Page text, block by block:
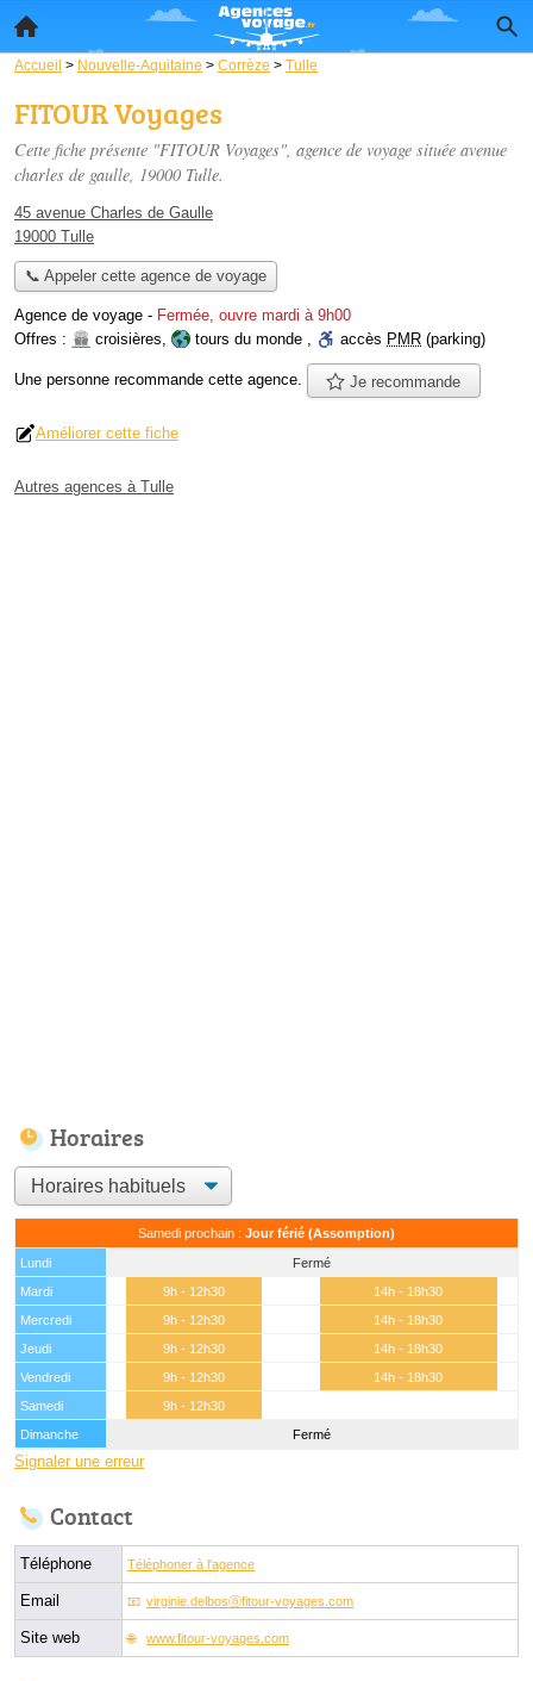
Accueil > Nouvelle-Aquitaine > Corrèze > Tulle
FITOUR Voyages
Cette fiche présente "FITOUR Voyages", agence de voyage située avenue
charles de gaulle, 19000 Tulle.
45 avenue Charles de Gaulle
19000 Tulle
📞 Appeler cette agence de voyage
Agence de voyage - Fermée, ouvre mardi à 9h00
Offres :
croisières, tours du monde , accès PMR (parking)
Une personne recommande cette agence. Je recommande
Améliorer cette fiche
Autres agences à Tulle
Horaires
Samedi prochain : Jour férié (Assomption)
Lundi
Fermé
Mardi
9h - 12h30
14h - 18h30
Mercredi
9h - 12h30
14h - 18h30
Jeudi
9h - 12h30
14h - 18h30
Vendredi
9h - 12h30
14h - 18h30
Samedi
9h - 12h30
Dimanche
Fermé
Signaler une erreur
Contact
Téléphone Téléphoner à l'agence
Email virginie.delbosⓐfitour-voyages.com
Site web www.fitour-voyages.com